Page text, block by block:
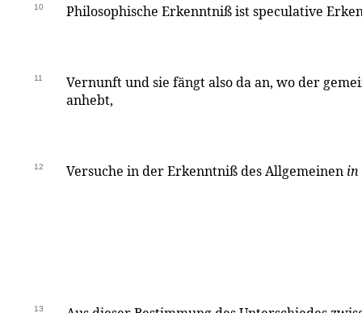
10 Philosophische Erkenntniß ist speculative
11
Vernunft und sie fängt also da an, wo der
anhebt,
12 Versuche in der Erkenntniß des Allgemeinen in
13